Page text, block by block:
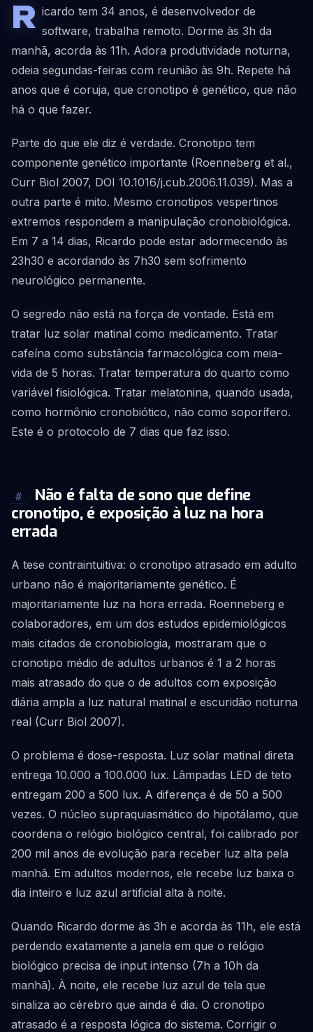
R icardo tem 34 anos, é desenvolvedor de
software, trabalha remoto. Dorme às 3h da
manhã, acorda às 11h. Adora produtividade noturna,
odeia segundas-feiras com reunião às 9h. Repete há
anos que é coruja, que cronotipo é genético, que não
há o que fazer.
Parte do que ele diz é verdade. Cronotipo tem
componente genético importante (Roenneberg et al.,
Curr Biol 2007, DOI 10.1016/j.cub.2006.11.039). Mas a
outra parte é mito. Mesmo cronotipos vespertinos
extremos respondem a manipulação cronobiológica.
Em 7 a 14 dias, Ricardo pode estar adormecendo às
23h30 e acordando às 7h30 sem sofrimento
neurológico permanente.
O segredo não está na força de vontade. Está em
tratar luz solar matinal como medicamento. Tratar
cafeína como substância farmacológica com meia-
vida de 5 horas. Tratar temperatura do quarto como
variável fisiológica. Tratar melatonina, quando usada,
como hormônio cronobiótico, não como soporífero.
Este é o protocolo de 7 dias que faz isso.
#
Não é falta de sono que define
cronotipo, é exposição à luz na hora
errada
A tese contraintuitiva: o cronotipo atrasado em adulto
urbano não é majoritariamente genético. É
majoritariamente luz na hora errada. Roenneberg e
colaboradores, em um dos estudos epidemiológicos
mais citados de cronobiologia, mostraram que o
cronotipo médio de adultos urbanos é 1 a 2 horas
mais atrasado do que o de adultos com exposição
diária ampla a luz natural matinal e escuridão noturna
real (Curr Biol 2007).
O problema é dose-resposta. Luz solar matinal direta
entrega 10.000 a 100.000 lux. Lâmpadas LED de teto
entregam 200 a 500 lux. A diferença é de 50 a 500
vezes. O núcleo supraquiasmático do hipotálamo, que
coordena o relógio biológico central, foi calibrado por
200 mil anos de evolução para receber luz alta pela
manhã. Em adultos modernos, ele recebe luz baixa o
dia inteiro e luz azul artificial alta à noite.
Quando Ricardo dorme às 3h e acorda às 11h, ele está
perdendo exatamente a janela em que o relógio
biológico precisa de input intenso (7h a 10h da
manhã). À noite, ele recebe luz azul de tela que
sinaliza ao cérebro que ainda é dia. O cronotipo
atrasado é a resposta lógica do sistema. Corrigir o